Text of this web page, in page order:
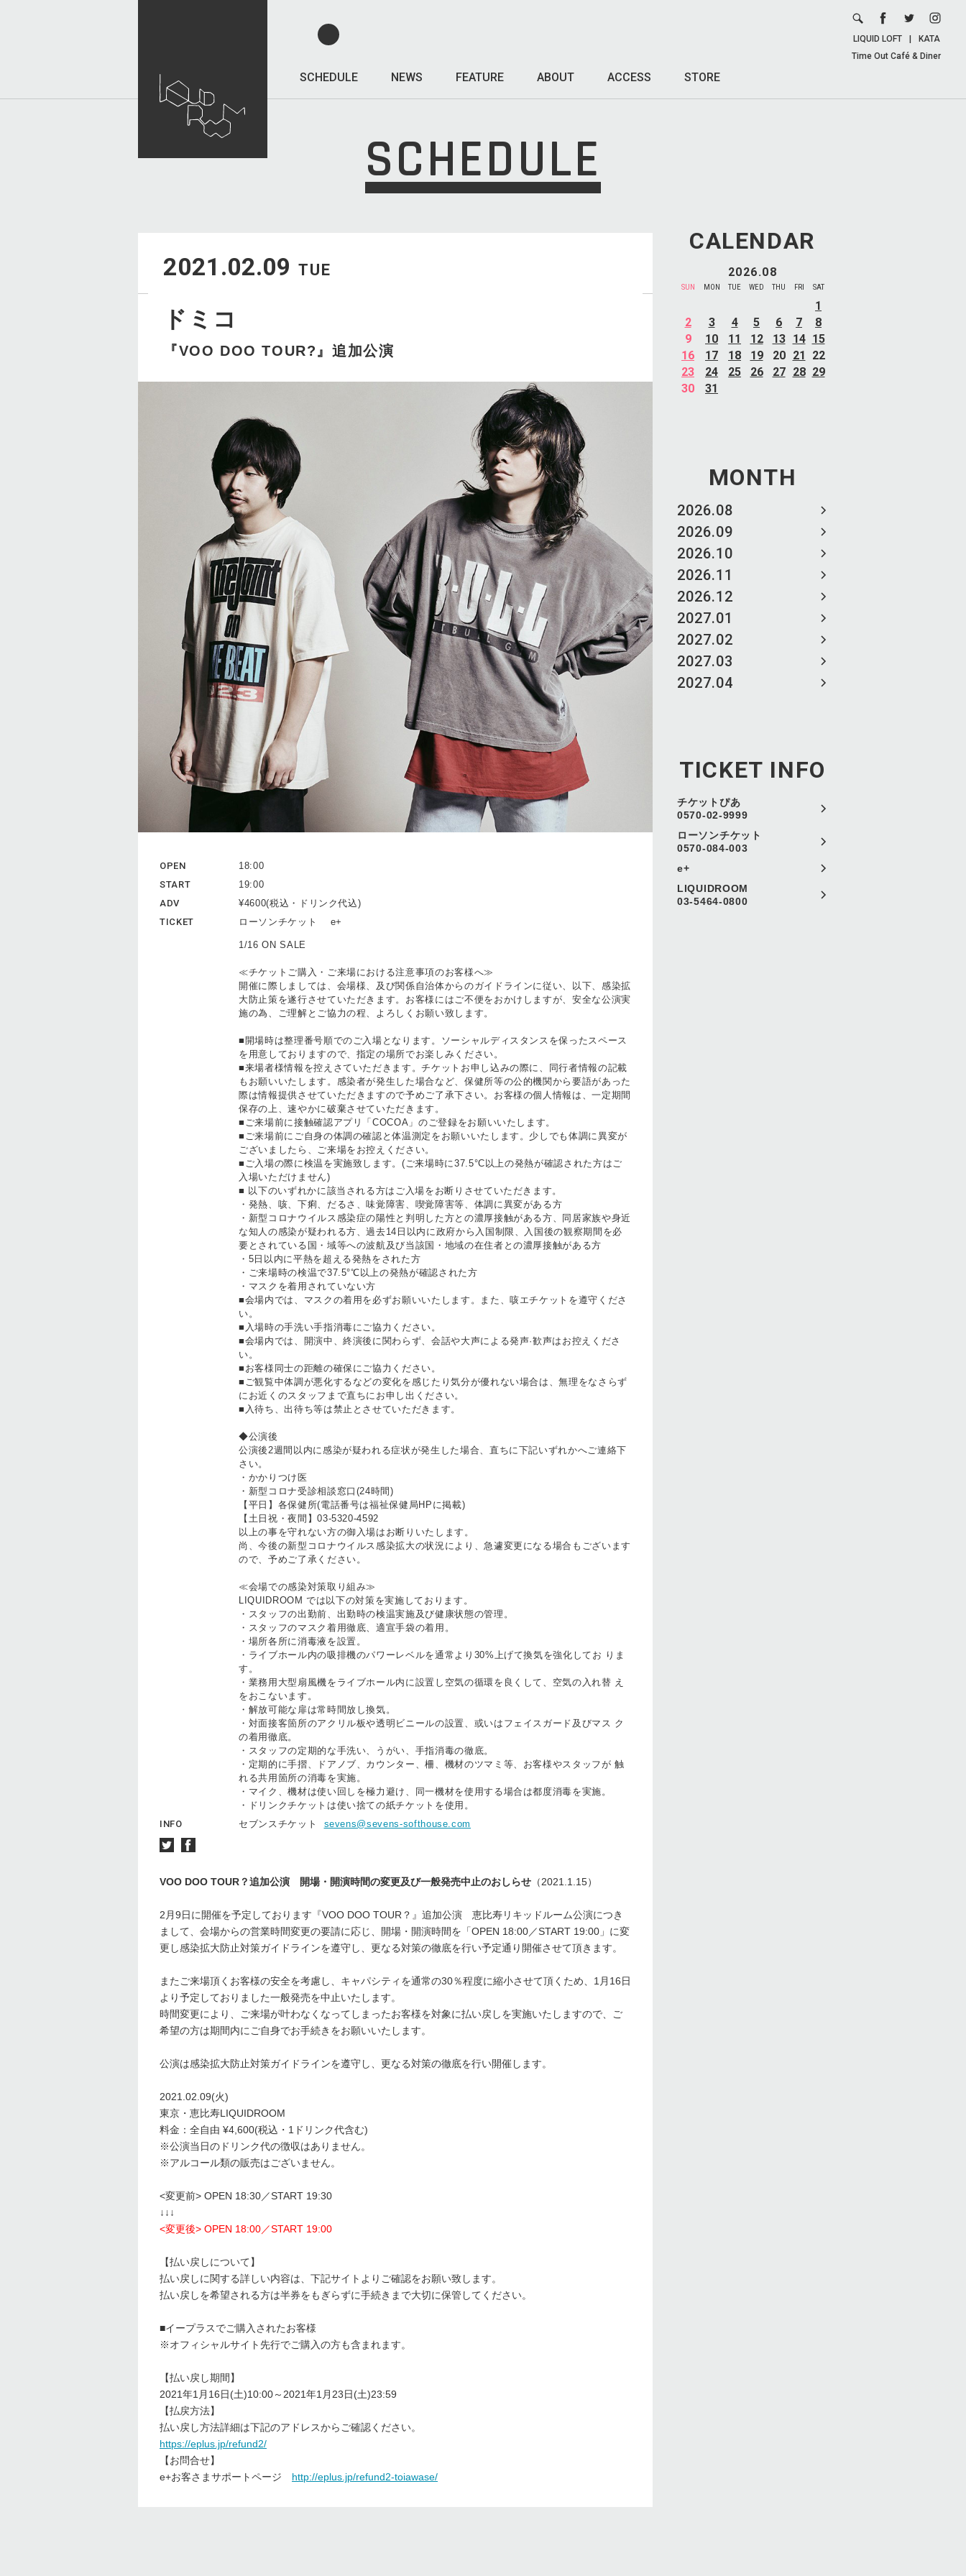
SCHEDULE NEWS FEATURE ABOUT ACCESS STORE
LIQUID LOFT
KATA
Time Out Café & Diner
SCHEDULE
CALENDAR
2026.08
SUN MON TUE WED THU FRI SAT
1
2
3 4 5 6 7
8
9
10 11 12 13 14 15
16
17 18 19 20 21
22
23
24 25 26 27 28 29
30
31
MONTH
2026.08
2026.09
2026.10
2026.11
2026.12
2027.01
2027.02
2027.03
2027.04
TICKET INFO
チケットぴあ
0570-02-9999
ローソンチケット
0570-084-003
e+
LIQUIDROOM
03-5464-0800
2021.02.09 TUE
ドミコ
『VOO DOO TOUR?』追加公演
OPEN
18:00
START
19:00
ADV
¥4600(税込・ドリンク代込)
TICKET
ローソンチケット e+
1/16 ON SALE
≪チケットご購入・ご来場における注意事項のお客様へ≫
開催に際しましては、会場様、及び関係自治体からのガイドラインに従い、以下、感染拡
大防止策を遂行させていただきます。お客様にはご不便をおかけしますが、安全な公演実
施の為、ご理解とご協力の程、よろしくお願い致します。
■開場時は整理番号順でのご入場となります。ソーシャルディスタンスを保ったスペース
を用意しておりますので、指定の場所でお楽しみください。
■来場者様情報を控えさていただきます。チケットお申し込みの際に、同行者情報の記載
もお願いいたします。感染者が発生した場合など、保健所等の公的機関から要語があった
際は情報提供させていただきますので予めご了承下さい。お客様の個人情報は、一定期間
保存の上、速やかに破棄させていただきます。
■ご来場前に接触確認アプリ「COCOA」のご登録をお願いいたします。
■ご来場前にご自身の体調の確認と体温測定をお願いいたします。少しでも体調に異変が
ございましたら、ご来場をお控えください。
■ご入場の際に検温を実施致します。(ご来場時に37.5°C以上の発熱が確認された方はご
入場いただけません)
■ 以下のいずれかに該当される方はご入場をお断りさせていただきます。
・発熱、咳、下痢、だるさ、味覚障害、喫覚障害等、体調に異変がある方
・新型コロナウイルス感染症の陽性と判明した方との濃厚接触がある方、同居家族や身近
な知人の感染が疑われる方、過去14日以内に政府から入国制限、入国後の観察期間を必
要とされている国・域等への波航及び当該国・地域の在住者との濃厚接触がある方
・5日以内に平熱を超える発熱をされた方
・ご来場時の検温で37.5°℃以上の発熱が確認された方
・マスクを着用されていない方
■会場内では、マスクの着用を必ずお願いいたします。また、咳エチケットを遵守くださ
い。
■入場時の手洗い手指消毒にご協力ください。
■会場内では、開演中、終演後に関わらず、会話や大声による発声·歓声はお控えくださ
い。
■お客様同士の距離の確保にご協力ください。
■ご観覧中体調が悪化するなどの変化を感じたり気分が優れない場合は、無理をなさらず
にお近くのスタッフまで直ちにお申し出ください。
■入待ち、出待ち等は禁止とさせていただきます。
◆公演後
公演後2週間以内に感染が疑われる症状が発生した場合、直ちに下記いずれかへご連絡下
さい。
・かかりつけ医
・新型コロナ受診相談窓口(24時間)
【平日】各保健所(電話番号は福祉保健局HPに掲載)
【土日祝・夜間】03-5320-4592
以上の事を守れない方の御入場はお断りいたします。
尚、今後の新型コロナウイルス感染拡大の状況により、急遽変更になる場合もございます
ので、予めご了承ください。
≪会場での感染対策取り組み≫
LIQUIDROOM では以下の対策を実施しております。
・スタッフの出勤前、出勤時の検温実施及び健康状態の管理。
・スタッフのマスク着用徹底、適宣手袋の着用。
・場所各所に消毒液を設置。
・ライブホール内の吸排機のパワーレベルを通常より30%上げて換気を強化してお りま
す。
・業務用大型扇風機をライブホール内に設置し空気の循環を良くして、空気の入れ替 え
をおこないます。
・解放可能な扉は常時間放し換気。
・対面接客箇所のアクリル板や透明ビニールの設置、或いはフェイスガード及びマス ク
の着用徹底。
・スタッフの定期的な手洗い、うがい、手指消毒の徹底。
・定期的に手摺、ドアノブ、カウンター、柵、機材のツマミ等、お客様やスタッフが 触
れる共用箇所の消毒を実施。
・マイク、機材は使い回しを極力避け、同一機材を使用する場合は都度消毒を実施。
・ドリンクチケットは使い捨ての紙チケットを使用。
INFO
セブンスチケット sevens@sevens-softhouse.com
VOO DOO TOUR？追加公演 開場・開演時間の変更及び一般発売中止のおしらせ （2021.1.15）
2月9日に開催を予定しております『VOO DOO TOUR？』追加公演 恵比寿リキッドルーム公演につき
まして、会場からの営業時間変更の要請に応じ、開場・開演時間を「OPEN 18:00／START 19:00」に変
更し感染拡大防止対策ガイドラインを遵守し、更なる対策の徹底を行い予定通り開催させて頂きます。
またご来場頂くお客様の安全を考慮し、キャパシティを通常の30％程度に縮小させて頂くため、1月16日
より予定しておりました一般発売を中止いたします。
時間変更により、ご来場が叶わなくなってしまったお客様を対象に払い戻しを実施いたしますので、ご
希望の方は期間内にご自身でお手続きをお願いいたします。
公演は感染拡大防止対策ガイドラインを遵守し、更なる対策の徹底を行い開催します。
2021.02.09(火)
東京・恵比寿LIQUIDROOM
料金：全自由 ¥4,600(税込・1ドリンク代含む)
※公演当日のドリンク代の徴収はありません。
※アルコール類の販売はございません。
<変更前> OPEN 18:30／START 19:30
↓↓↓
<変更後> OPEN 18:00／START 19:00
【払い戻しについて】
払い戻しに関する詳しい内容は、下記サイトよりご確認をお願い致します。
払い戻しを希望される方は半券をもぎらずに手続きまで大切に保管してください。
■イープラスでご購入されたお客様
※オフィシャルサイト先行でご購入の方も含まれます。
【払い戻し期間】
2021年1月16日(土)10:00～2021年1月23日(土)23:59
【払戻方法】
払い戻し方法詳細は下記のアドレスからご確認ください。
https://eplus.jp/refund2/
【お問合せ】
e+お客さまサポートページ http://eplus.jp/refund2-toiawase/